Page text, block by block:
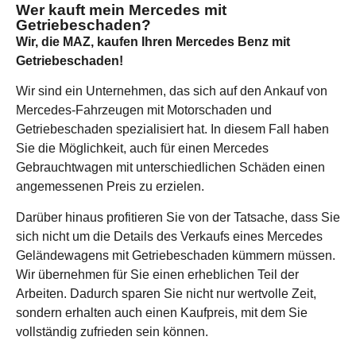
Wer kauft mein Mercedes mit
Getriebeschaden?
Wir, die MAZ, kaufen Ihren Mercedes Benz mit
Getriebeschaden!
Wir sind ein Unternehmen, das sich auf den Ankauf von
Mercedes-Fahrzeugen mit Motorschaden und
Getriebeschaden spezialisiert hat. In diesem Fall haben
Sie die Möglichkeit, auch für einen Mercedes
Gebrauchtwagen mit unterschiedlichen Schäden einen
angemessenen Preis zu erzielen.
Darüber hinaus profitieren Sie von der Tatsache, dass Sie
sich nicht um die Details des Verkaufs eines Mercedes
Geländewagens mit Getriebeschaden kümmern müssen.
Wir übernehmen für Sie einen erheblichen Teil der
Arbeiten. Dadurch sparen Sie nicht nur wertvolle Zeit,
sondern erhalten auch einen Kaufpreis, mit dem Sie
vollständig zufrieden sein können.